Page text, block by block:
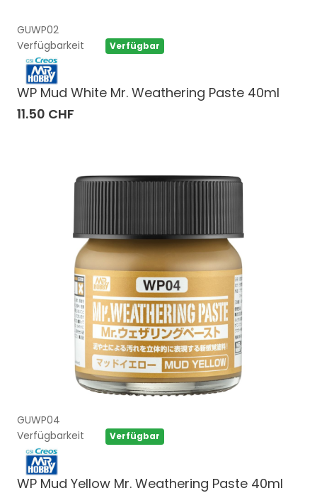
GUWP02
Verfügbarkeit
Verfügbar
WP Mud White Mr. Weathering Paste 40ml
11.50 CHF
GUWP04
Verfügbarkeit
Verfügbar
WP Mud Yellow Mr. Weathering Paste 40ml